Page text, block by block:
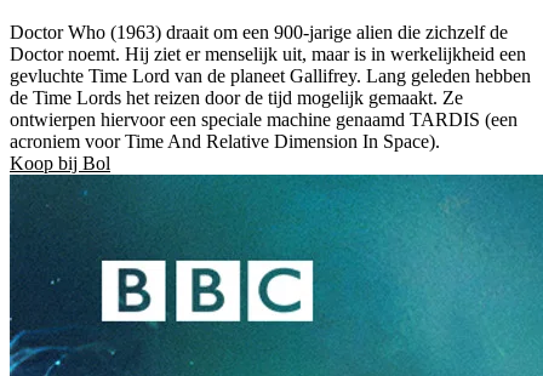
Doctor Who (1963) draait om een 900-jarige alien die zichzelf de
Doctor noemt. Hij ziet er menselijk uit, maar is in werkelijkheid een
gevluchte Time Lord van de planeet Gallifrey. Lang geleden hebben
de Time Lords het reizen door de tijd mogelijk gemaakt. Ze
ontwierpen hiervoor een speciale machine genaamd TARDIS (een
acroniem voor Time And Relative Dimension In Space).
Koop bij Bol